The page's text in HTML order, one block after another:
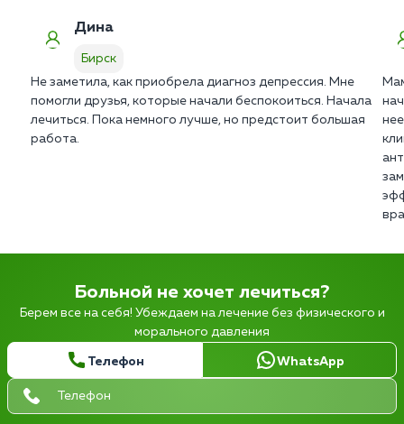
Дина
Бирск
Не заметила, как приобрела диагноз депрессия. Мне
помогли друзья, которые начали беспокоиться. Начала
лечиться. Пока немного лучше, но предстоит большая
работа.
Больной не хочет лечиться?
Берем все на себя! Убеждаем на лечение без физического и
морального давления
Телефон WhatsApp